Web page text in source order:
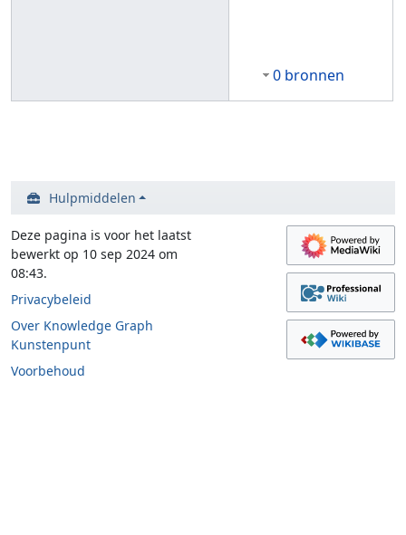
0 bronnen
Hulpmiddelen
Deze pagina is voor het laatst
bewerkt op 10 sep 2024 om
08:43.
Privacybeleid
Over Knowledge Graph
Kunstenpunt
Voorbehoud